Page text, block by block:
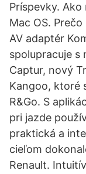
Príspevky.
Mac OS.
AV adaptér
spolupracuje s
Captur, nový
Kangoo, ktoré
R&Go. S
pri jazde
praktická a
cieľom
Renault.